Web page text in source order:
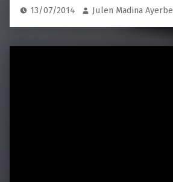
13/07/2014 Julen Madina Ayerbe